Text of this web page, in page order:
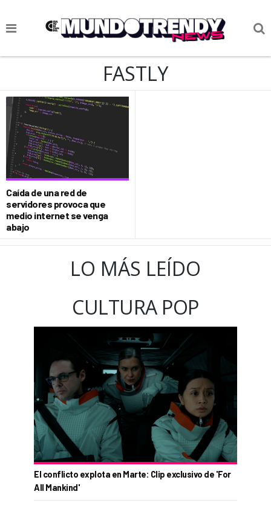
NOTICIAS
CIENCIA Y TECNOLOGÍA
VIDA
SOCIEDAD
CULTURIZANDO.COM
FASTLY
Caída de una red de
servidores provoca que
medio internet se venga
abajo
LO MÁS LEÍDO
CULTURA POP
El conflicto explota en Marte: Clip exclusivo de 'For
All Mankind'